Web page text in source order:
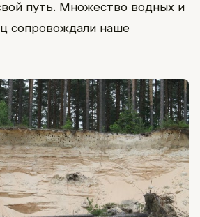
путь. Множество водных и
сопровождали наше